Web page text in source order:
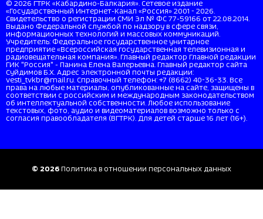
© 2026 ГТРК «Кабардино-Балкария». Сетевое издание
«Государственный Интернет-Канал «Россия» 2001 - 2026.
Свидетельство о регистрации СМИ Эл № ФС 77-59166 от 22.08.2014.
Выдано Федеральной службой по надзору в сфере связи,
информационных технологий и массовых коммуникаций.
Учредитель: Федеральное государственное унитарное
предприятие «Всероссийская государственная телевизионная и
радиовещательная компания». Главный редактор Главной редакции
ГИК "Россия" - Панина Елена Валерьевна. Главный редактор сайта
Суйдимов Б.Х. Адрес электронной почты редакции:
vesti_tvkbr@mail.ru. Справочный телефон: +7 (8662) 40-36-33. Все
права на любые материалы, опубликованные на сайте, защищены в
соответствии с российским и международным законодательством
об интеллектуальной собственности. Любое использование
текстовых, фото, аудио и видеоматериалов возможно только с
согласия правообладателя (ВГТРК). Для детей старше 16 лет (16+).
© 2026 Политика в отношении персональных данных